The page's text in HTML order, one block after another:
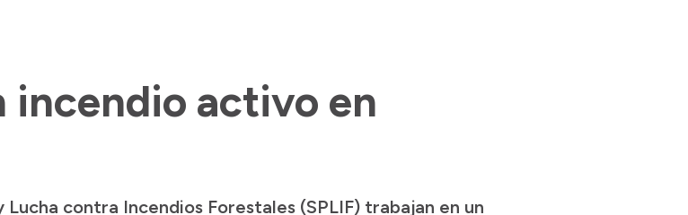
incendio activo en
contra Incendios Forestales (SPLIF) trabajan en un